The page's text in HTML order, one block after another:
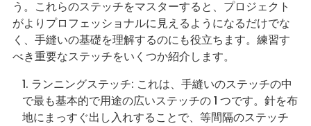
う。これらのステッチをマスターすると、プロジェクト
がよりプロフェッショナルに見えるようになるだけでな
く、手縫いの基礎を理解するのにも役立ちます。練習す
べき重要なステッチをいくつか紹介します。
ランニングステッチ: これは、手縫いのステッチの中
で最も基本的で用途の広いステッチの 1 つです。針を布
地にまっすぐ出し入れすることで、等間隔のステッチ